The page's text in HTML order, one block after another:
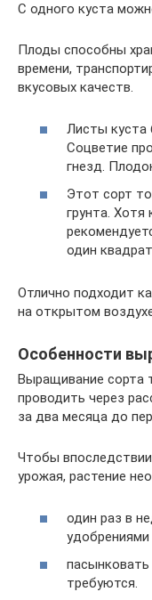
С одного куста
Плоды способны
времени,
вкусовых качеств.
Листы куста
Соцветие
гнезд.
Этот сорт
грунта.
один
Отлично подходит
на открытом
Особенности
Выращивание сорта
проводить через
за два месяца до
Чтобы
урожая, растение
один раз в
удобрениями
требуются.